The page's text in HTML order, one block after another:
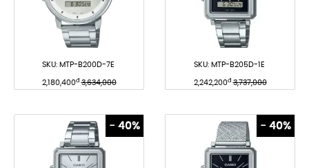
SKU:MTP-B200D-7E
2,180,400đ 3,634,000
SKU:MTP-B205D-1E
2,242,200đ 3,737,000
- 40% - 40%